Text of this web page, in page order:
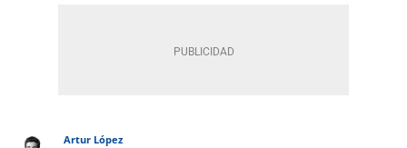
Artur López